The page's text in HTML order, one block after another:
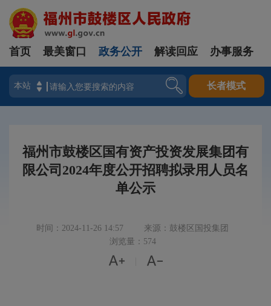
登录
首页 最美窗口 政务公开 解读回应 办事服务
长者模式
福州市鼓楼区国有资产投资发展集团有
限公司2024年度公开招聘拟录用人员名
单公示
时间：2024-11-26 14:57
来源：鼓楼区国投集团
浏览量：574
 